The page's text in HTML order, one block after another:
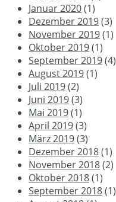
Januar 2020(1)
Dezember 2019(3)
November 2019(1)
Oktober 2019(1)
September 2019(4)
August 2019(1)
Juli 2019(2)
Juni 2019(3)
Mai 2019(1)
April 2019(3)
März 2019(3)
Dezember 2018(1)
November 2018(2)
Oktober 2018(1)
September 2018(1)